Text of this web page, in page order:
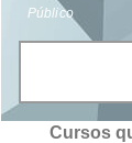
Público
Cursos